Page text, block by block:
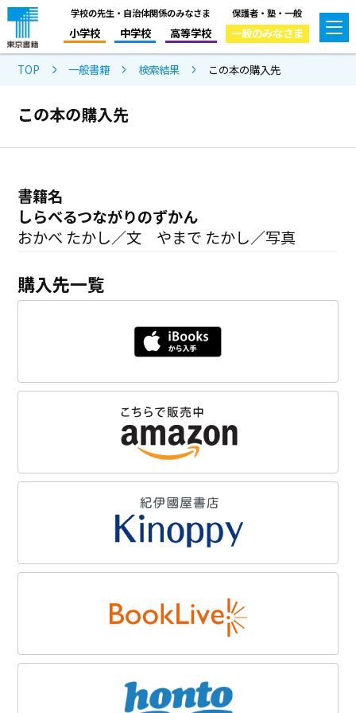
学校の先生・自治体関係のみなさま
小学校 中学校 高等学校
保護者・塾・一般
一般のみなさま
TOP 一般書籍 検索結果 この本の購入先
この本の購入先
書籍名
しらべるつながりのずかん
おかべ たかし／文 やまで たかし／写真
購入先一覧